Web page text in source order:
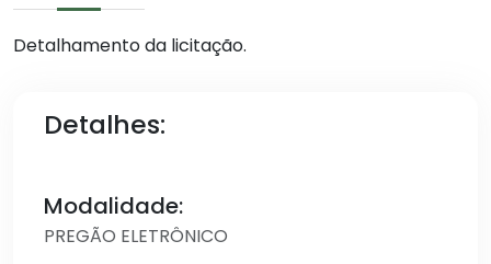
Detalhamento da licitação.
Detalhes:
Modalidade:
PREGÃO ELETRÔNICO